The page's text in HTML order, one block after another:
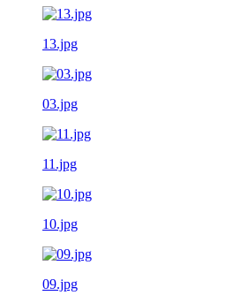
13.jpg
03.jpg
11.jpg
10.jpg
09.jpg